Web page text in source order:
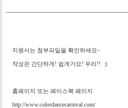
지원서는 첨부파일을 확인하세요~
작성은 간단하게! 쉽게가요! 우리!! :)
홈페이지 또는 페이스북 페이지
http://www.colordancecarnival.com/
Sketchbook5, 스